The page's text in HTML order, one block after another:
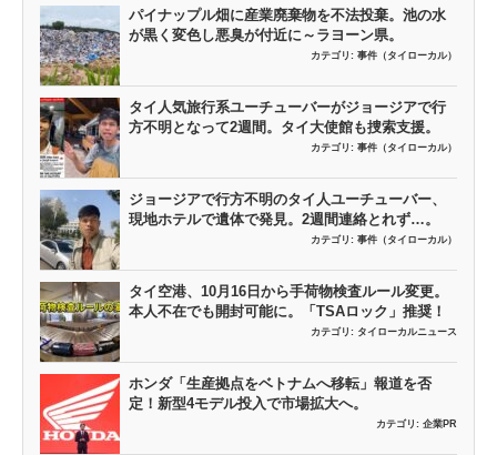
パイナップル畑に産業廃棄物を不法投棄。池の水
が黒く変色し悪臭が付近に～ラヨーン県。
カテゴリ: 事件（タイローカル）
タイ人気旅行系ユーチューバーがジョージアで行
方不明となって2週間。タイ大使館も捜索支援。
カテゴリ: 事件（タイローカル）
ジョージアで行方不明のタイ人ユーチューバー、
現地ホテルで遺体で発見。2週間連絡とれず…。
カテゴリ: 事件（タイローカル）
タイ空港、10月16日から手荷物検査ルール変更。
本人不在でも開封可能に。「TSAロック」推奨！
カテゴリ: タイローカルニュース
ホンダ「生産拠点をベトナムへ移転」報道を否
定！新型4モデル投入で市場拡大へ。
カテゴリ: 企業PR